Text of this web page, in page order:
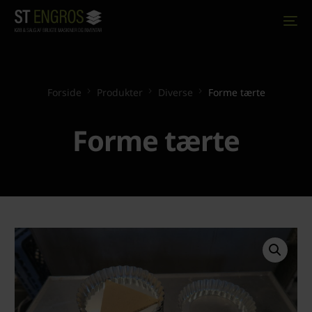
Forside Produkter Diverse Forme tærte
Forme tærte